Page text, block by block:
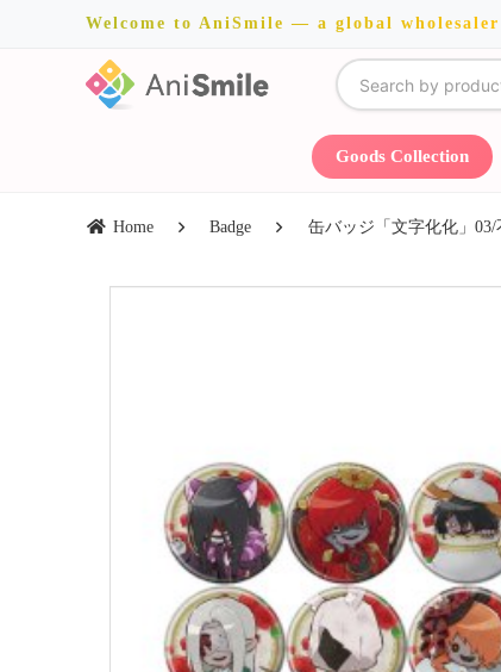
Welcome to AniSmile — a global
Goods Collection
Home Badge 缶バッジ「文字化化」